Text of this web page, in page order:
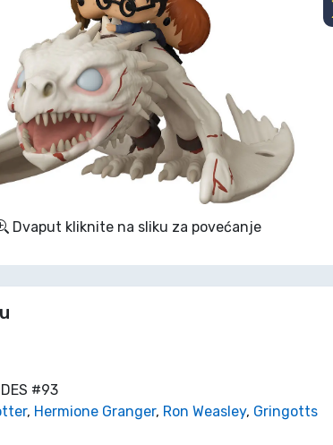
Dvaput kliknite na sliku za povećanje
#93
, Hermione Granger, Ron Weasley, Gringotts